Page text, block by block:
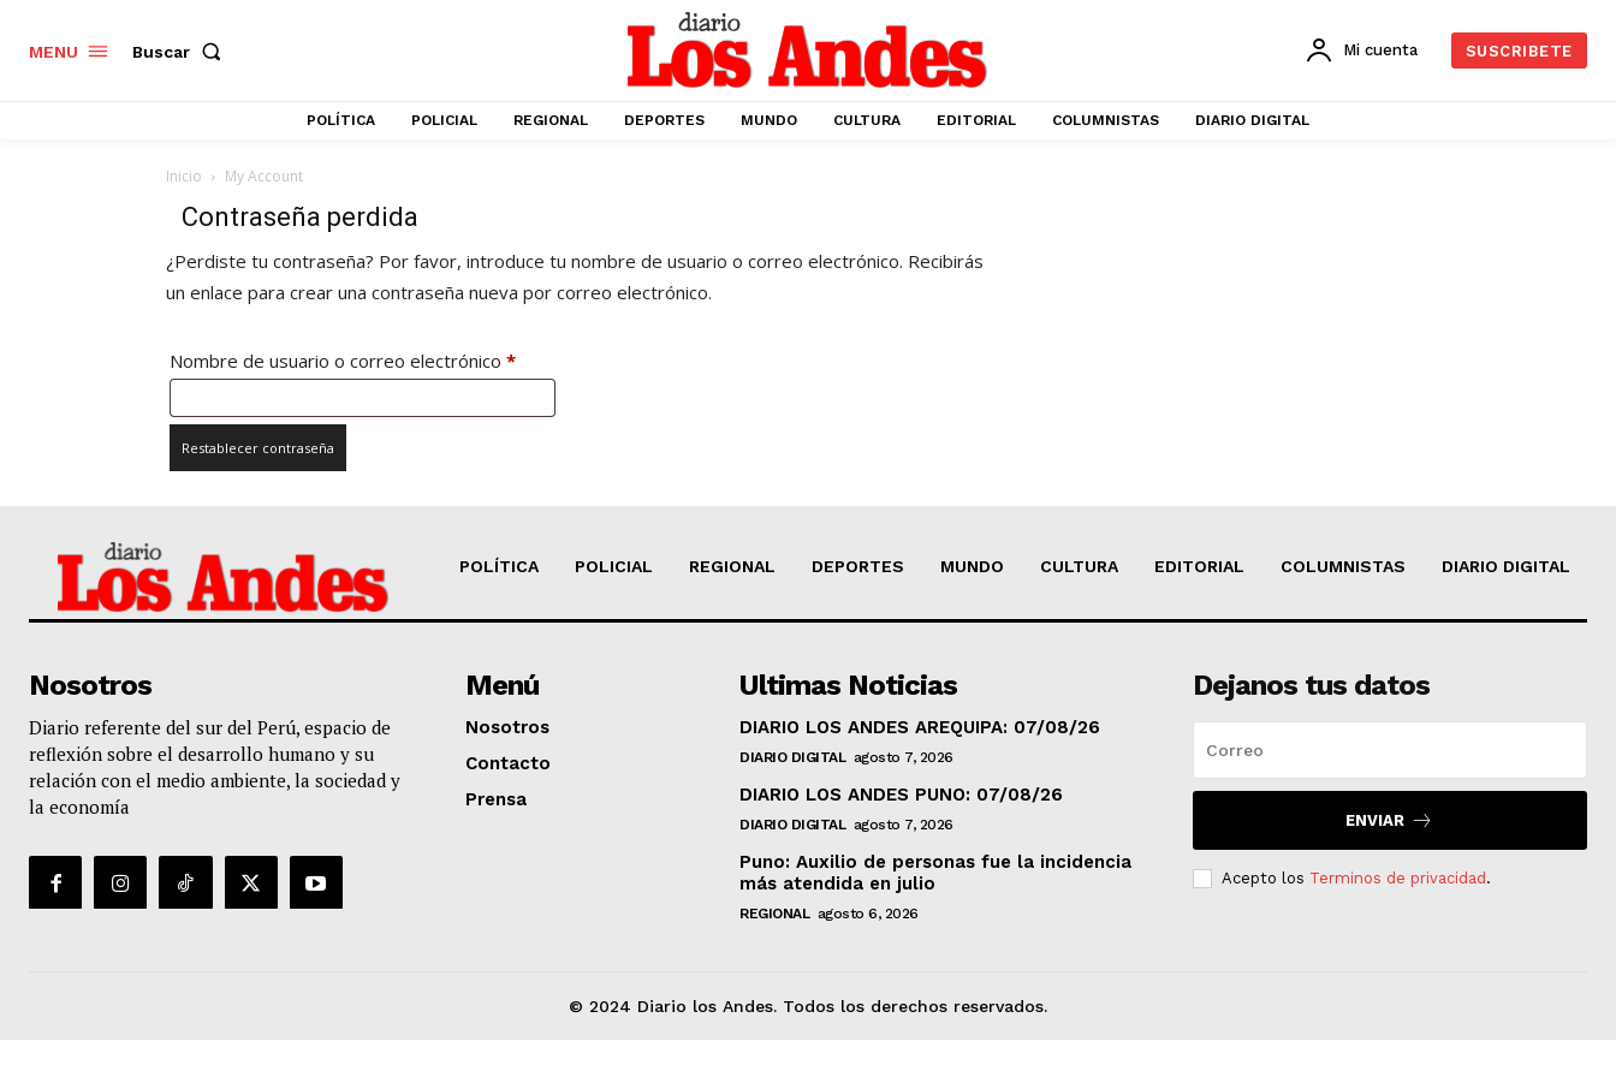
SUSCRIBETE
Diario los Andes
Prensa
MENU Buscar Mi cuenta SUSCRIBETE
POLÍTICA POLICIAL REGIONAL DEPORTES MUNDO CULTURA EDITORIAL COLUMNISTAS DIARIO DIGITAL
Inicio My Account
Contraseña perdida
¿Perdiste tu contraseña? Por favor, introduce tu nombre de usuario o correo electrónico. Recibirás
un enlace para crear una contraseña nueva por correo electrónico.
Nombre de usuario o correo electrónico *
Restablecer contraseña
POLÍTICA POLICIAL REGIONAL DEPORTES MUNDO CULTURA EDITORIAL COLUMNISTAS DIARIO DIGITAL
Nosotros
Diario referente del sur del Perú, espacio de
reflexión sobre el desarrollo humano y su
relación con el medio ambiente, la sociedad y
la economía
Menú
Nosotros
Contacto
Prensa
Ultimas Noticias
DIARIO LOS ANDES AREQUIPA: 07/08/26
DIARIO DIGITAL agosto 7, 2026
DIARIO LOS ANDES PUNO: 07/08/26
DIARIO DIGITAL agosto 7, 2026
Puno: Auxilio de personas fue la incidencia
más atendida en julio
REGIONAL agosto 6, 2026
Dejanos tus datos
ENVIAR
Acepto los Terminos de privacidad .
© 2024 Diario los Andes. Todos los derechos reservados.